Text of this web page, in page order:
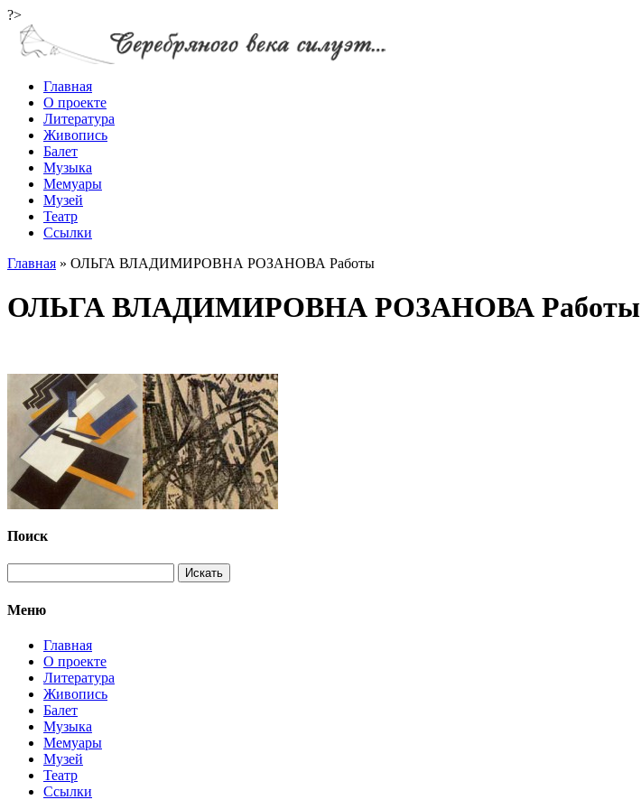
?>
Главная
О проекте
Литература
Живопись
Балет
Музыка
Мемуары
Музей
Театр
Ссылки
Главная » ОЛЬГА ВЛАДИМИРОВНА РОЗАНОВА Работы
ОЛЬГА ВЛАДИМИРОВНА РОЗАНОВА Работы
Поиск
Меню
Главная
О проекте
Литература
Живопись
Балет
Музыка
Мемуары
Музей
Театр
Ссылки